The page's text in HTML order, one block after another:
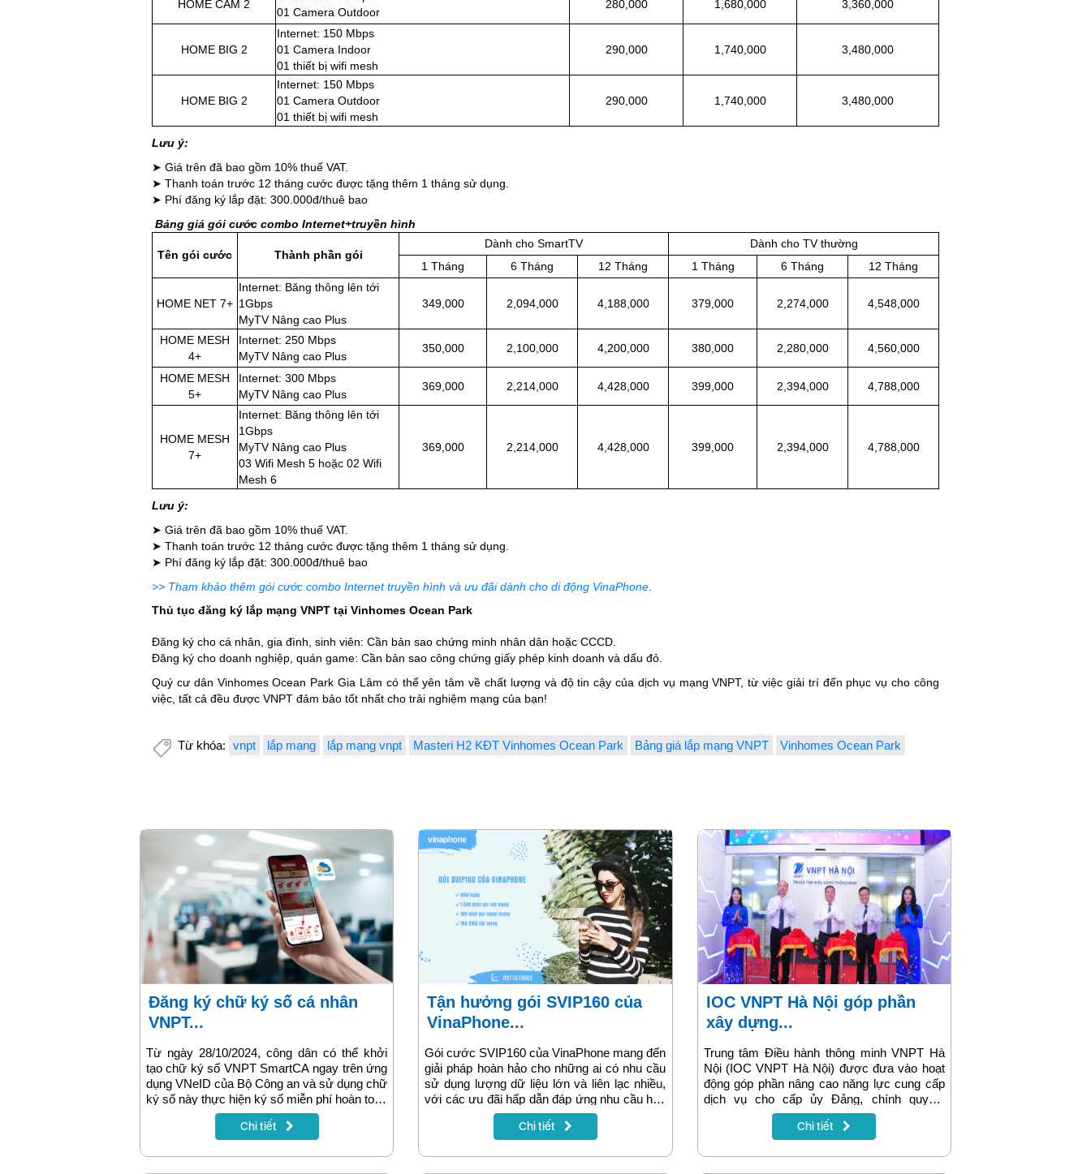
HOME CAM 2
01 Camera Outdoor
280,000 1,680,000 3,360,000
HOME BIG 2
Internet: 150 Mbps
01 Camera Indoor
01 thiết bị wifi mesh
290,000 1,740,000 3,480,000
HOME BIG 2
Internet: 150 Mbps
01 Camera Outdoor
01 thiết bị wifi mesh
290,000 1,740,000 3,480,000
Lưu ý:
➤ Giá trên đã bao gồm 10% thuế VAT.
➤ Thanh toán trước 12 tháng cước được tặng thêm 1 tháng sử dụng.
➤ Phí đăng ký lắp đặt: 300.000đ/thuê bao
Bảng giá gói cước combo Internet+truyền hình
Tên gói cước Thành phần gói
Dành cho SmartTV
Dành cho TV thường
1 Tháng
6 Tháng 12 Tháng 1 Tháng 6 Tháng 12 Tháng
HOME NET 7+
Internet: Băng thông lên tới
1Gbps
MyTV Nâng cao Plus
349,000 2,094,000 4,188,000 379,000 2,274,000 4,548,000
HOME MESH
4+
Internet: 250 Mbps
MyTV Nâng cao Plus
350,000 2,100,000 4,200,000 380,000 2,280,000 4,560,000
HOME MESH
5+
Internet: 300 Mbps
MyTV Nâng cao Plus
369,000 2,214,000 4,428,000 399,000 2,394,000 4,788,000
HOME MESH
7+
Internet: Băng thông lên tới
1Gbps
MyTV Nâng cao Plus
03 Wifi Mesh 5 hoặc 02 Wifi
Mesh 6
369,000 2,214,000 4,428,000 399,000 2,394,000 4,788,000
Lưu ý:
➤ Giá trên đã bao gồm 10% thuế VAT.
➤ Thanh toán trước 12 tháng cước được tặng thêm 1 tháng sử dụng.
➤ Phí đăng ký lắp đặt: 300.000đ/thuê bao
>> Tham khảo thêm gói cước combo Internet truyền hình và ưu đãi dành cho di động VinaPhone
Thủ tục đăng ký lắp mạng VNPT tại Vinhomes Ocean Park
Đăng ký cho cá nhân, gia đình, sinh viên: Cần bản sao chứng minh nhân dân hoặc CCCD.
Đăng ký cho doanh nghiệp, quán game: Cần bản sao công chứng giấy phép kinh doanh và dấu đỏ.
Quý cư dân Vinhomes Ocean Park Gia Lâm có thể yên tâm về chất lượng và độ tin cậy của dịch vụ mạng VNPT, từ việc giải trí đến phục vụ cho công
việc, tất cả đều được VNPT đảm bảo tốt nhất cho trải nghiệm mạng của bạn!
Từ khóa: vnpt lắp mạng lắp mạng vnpt Masteri H2 KĐT Vinhomes Ocean Park Bảng giá lắp mạng VNPT Vinhomes Ocean Park
Đăng ký chữ ký số cá nhân
VNPT...
Từ ngày 28/10/2024, công dân có thể khởi
tạo chữ ký số VNPT SmartCA ngay trên ứng
dụng VNeID của Bộ Công an và sử dụng chữ
ký số này thực hiện ký số miễn phí hoàn toàn
trên các cổng dịch vụ công. VNPT là nhà
cung cấp chữ ký số đầu tiên đáp ứng quy
Chi tiết
Tận hưởng gói SVIP160 của
VinaPhone...
Gói cước SVIP160 của VinaPhone mang đến
giải pháp hoàn hảo cho những ai có nhu cầu
sử dụng lượng dữ liệu lớn và liên lạc nhiều,
với các ưu đãi hấp dẫn đáp ứng nhu cầu học
tập, làm việc và giải trí. Đây là gói cước lý
tưởng cho khách hàng có nhu cầu cao về
cùng tìm hiểu chi tiết về gói cước SVIP160
Chi tiết
IOC VNPT Hà Nội góp phần
xây dựng...
Trung tâm Điều hành thông minh VNPT Hà
Nội (IOC VNPT Hà Nội) được đưa vào hoạt
động góp phần nâng cao năng lực cung cấp
dịch vụ cho cấp ủy Đảng, chính quyền,
doanh nghiệp và người dân Thủ đô, qua đó
thúc đẩy quá trình chuyển đổi số, xây dựng
Chi tiết